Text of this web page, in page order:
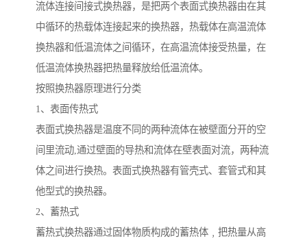
流体连接间接式换热器，是把两个表面式换热器由在其
中循环的热载体连接起来的换热器，热载体在高温流体
换热器和低温流体之间循环，在高温流体接受热量，在
低温流体换热器把热量释放给低温流体。
按照换热器原理进行分类
1、表面传热式
表面式换热器是温度不同的两种流体在被壁面分开的空
间里流动,通过壁面的导热和流体在壁表面对流，两种流
体之间进行换热。表面式换热器有管壳式、套管式和其
他型式的换热器。
2、蓄热式
蓄热式换热器通过固体物质构成的蓄热体﹐把热量从高